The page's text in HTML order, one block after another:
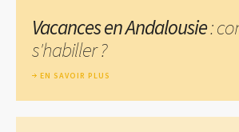
Vacances en Andalousie:
s'habiller ?
EN SAVOIR PLUS